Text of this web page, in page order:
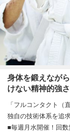
身体を鍛えなが
けない精神的強さ
「フルコンタクト（
独自の技術体系を追
■毎週月水開催！回数